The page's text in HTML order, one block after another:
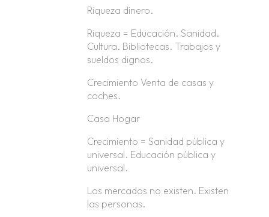
Riqueza dinero.
Riqueza = Educación. Sanidad.
Cultura. Bibliotecas. Trabajos y
sueldos dignos.
Crecimiento Venta de casas y
coches.
Casa Hogar
Crecimiento = Sanidad pública y
universal. Educación pública y
universal.
Los mercados no existen. Existen
las personas.